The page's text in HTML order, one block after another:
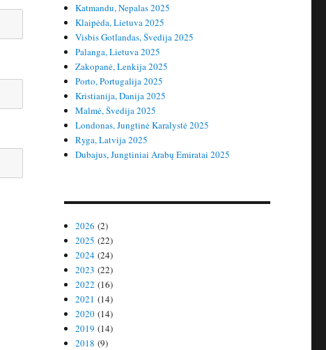
Katmandu, Nepalas 2025
Klaipėda, Lietuva 2025
Visbis Gotlandas, Švedija 2025
Palanga, Lietuva 2025
Zakopanė, Lenkija 2025
Porto, Portugalija 2025
Kristianija, Danija 2025
Malmė, Švedija 2025
Londonas, Jungtinė Karalystė 2025
Ryga, Latvija 2025
Dubajus, Jungtiniai Arabų Emiratai 2025
2026 (2)
2025 (22)
2024 (24)
2023 (22)
2022 (16)
2021 (14)
2020 (14)
2019 (14)
2018 (9)